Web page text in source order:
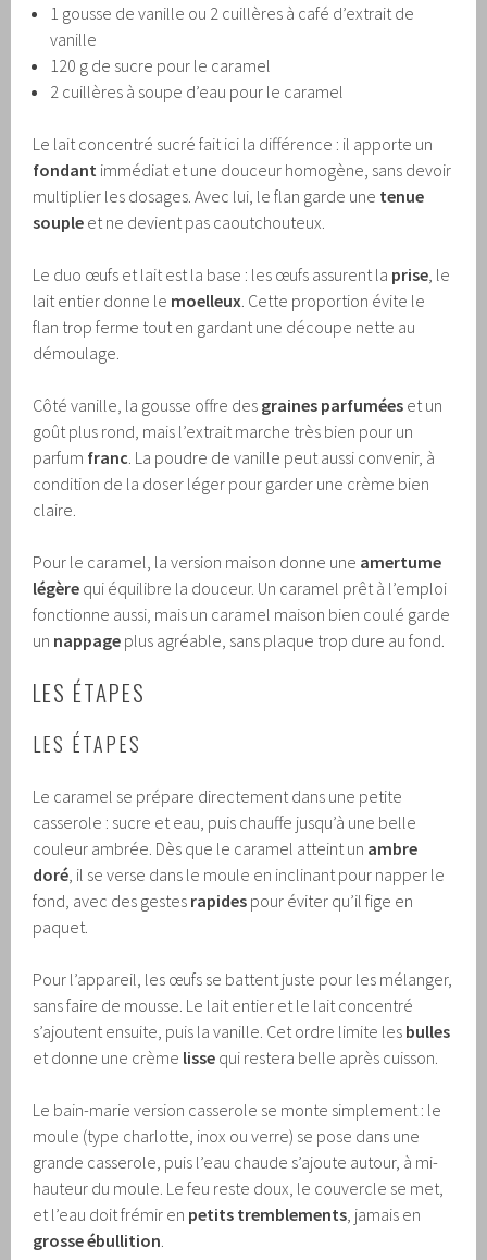
1 gousse de vanille ou 2 cuillères à café d’extrait de
vanille
120 g de sucre pour le caramel
2 cuillères à soupe d’eau pour le caramel
Le lait concentré sucré fait ici la différence : il apporte un
fondant immédiat et une douceur homogène, sans devoir
multiplier les dosages. Avec lui, le flan garde une tenue
souple et ne devient pas caoutchouteux.
Le duo œufs et lait est la base : les œufs assurent la prise , le
lait entier donne le moelleux . Cette proportion évite le
flan trop ferme tout en gardant une découpe nette au
démoulage.
Côté vanille, la gousse offre des graines parfumées et un
goût plus rond, mais l’extrait marche très bien pour un
parfum franc . La poudre de vanille peut aussi convenir, à
condition de la doser léger pour garder une crème bien
claire.
Pour le caramel, la version maison donne une amertume
légère qui équilibre la douceur. Un caramel prêt à l’emploi
fonctionne aussi, mais un caramel maison bien coulé garde
un nappage plus agréable, sans plaque trop dure au fond.
LES ÉTAPES
LES ÉTAPES
Le caramel se prépare directement dans une petite
casserole : sucre et eau, puis chauffe jusqu’à une belle
couleur ambrée. Dès que le caramel atteint un ambre
doré , il se verse dans le moule en inclinant pour napper le
fond, avec des gestes rapides pour éviter qu’il fige en
paquet.
Pour l’appareil, les œufs se battent juste pour les mélanger,
sans faire de mousse. Le lait entier et le lait concentré
s’ajoutent ensuite, puis la vanille. Cet ordre limite les bulles
et donne une crème lisse qui restera belle après cuisson.
Le bain-marie version casserole se monte simplement : le
moule (type charlotte, inox ou verre) se pose dans une
grande casserole, puis l’eau chaude s’ajoute autour, à mi-
hauteur du moule. Le feu reste doux, le couvercle se met,
et l’eau doit frémir en petits tremblements , jamais en
grosse ébullition